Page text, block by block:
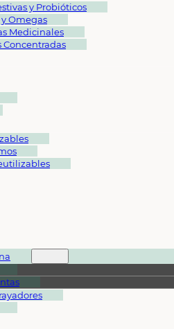
y Probióticos
y Omegas
Medicinales
Concentradas